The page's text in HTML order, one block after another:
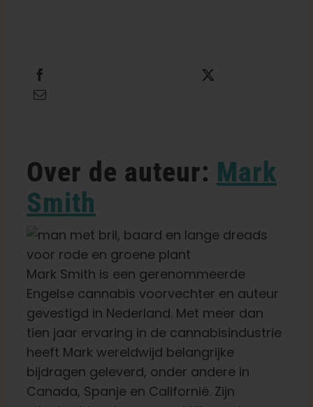
Over de auteur: Mark
Smith
Mark Smith is een gerenommeerde
Engelse cannabis voorvechter en auteur
gevestigd in Nederland. Met meer dan
tien jaar ervaring in de cannabisindustrie
heeft Mark wereldwijd belangrijke
bijdragen geleverd, onder andere in
Canada, Spanje en Californië. Zijn